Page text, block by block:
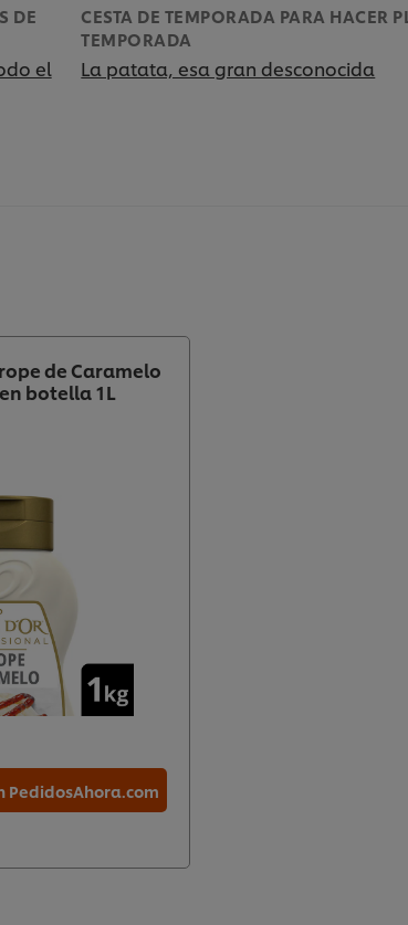
DE
el
CESTA DE TEMPORADA PARA HACER
TEMPORADA
La patata, esa gran desconocida
de Caramelo
botella 1L
PedidosAhora.com